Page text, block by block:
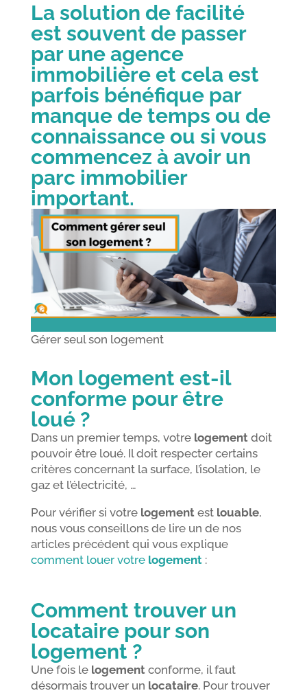
La solution de facilité
est souvent de passer
par une agence
immobilière et cela est
parfois bénéfique par
manque de temps ou de
connaissance ou si vous
commencez à avoir un
parc immobilier
important.
Gérer seul son logement
Mon logement est-il
conforme pour être
loué ?
Dans un premier temps, votre logement doit
pouvoir être loué. Il doit respecter certains
critères concernant la surface, l’isolation, le
gaz et l’électricité, …
Pour vérifier si votre logement est louable,
nous vous conseillons de lire un de nos
articles précédent qui vous explique
comment louer votre logement :
Comment trouver un
locataire pour son
logement ?
Une fois le logement conforme, il faut
désormais trouver un locataire. Pour trouver